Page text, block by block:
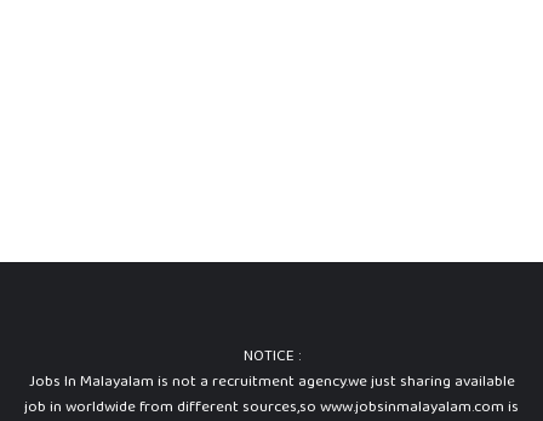
NOTICE :
Jobs In Malayalam is not a recruitment agency.we just sharing available
job in worldwide from different sources,so www.jobsinmalayalam.com is